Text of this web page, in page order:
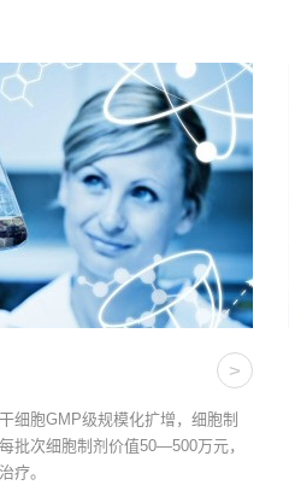
>
细胞GMP级规模化扩增，细胞制
批次细胞制剂价值50—500万元，
疗。